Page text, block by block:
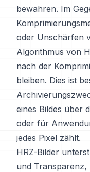
bewahren. Im
oder Unschärfen
Algorithmus von
nach der
bleiben. Dies ist
eines Bildes über
oder für
jedes Pixel zählt.
HRZ-Bilder
und Transparenz,